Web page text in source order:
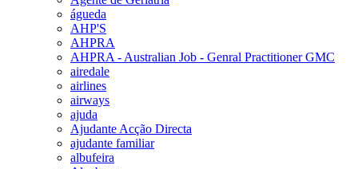
águeda
AHP'S
AHPRA
AHPRA - Australian Job - Genral Practitioner GMC
airedale
airlines
airways
ajuda
Ajudante Acção Directa
ajudante familiar
albufeira